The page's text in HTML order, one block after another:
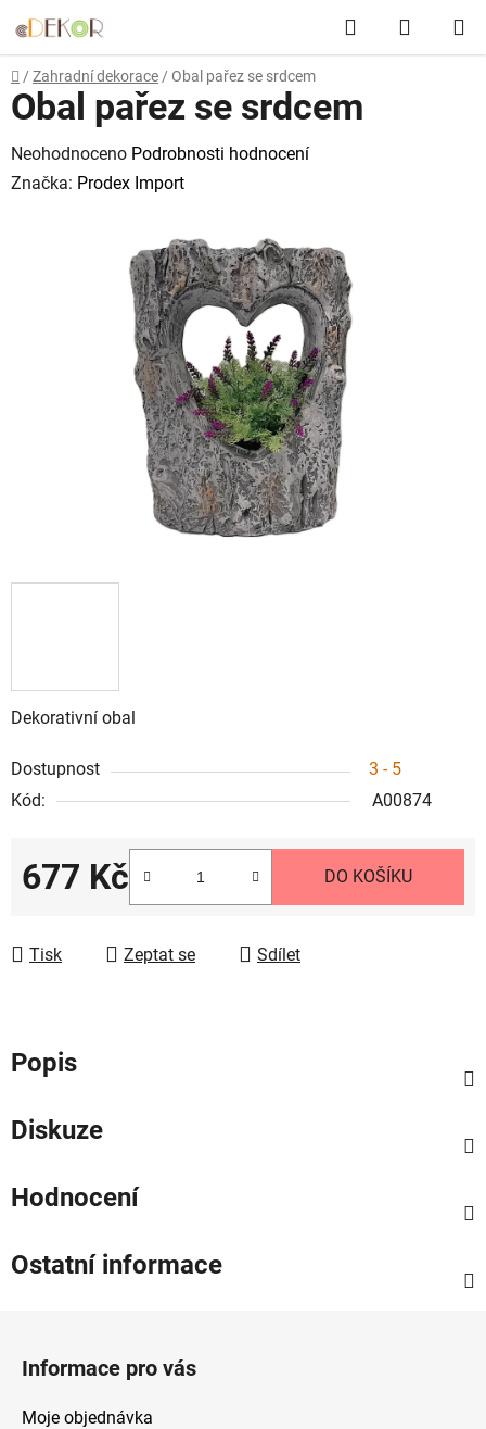
na
obsah
Hledat
KOŠÍK
Domů
/ Zahradní dekorace / Obal pařez se srdcem
Dekorativní obal
Dostupnost
3 - 5
Kód:
A00874
677 Kč DO KOŠÍKU
Tisk Zeptat se Sdílet
Obal pařez se srdcem
Průměrné
hodnocení
Neohodnoceno Podrobnosti hodnocení
Značka: Prodex Import
Popis
Diskuze
Hodnocení
Ostatní informace
Informace pro vás
Moje objednávka